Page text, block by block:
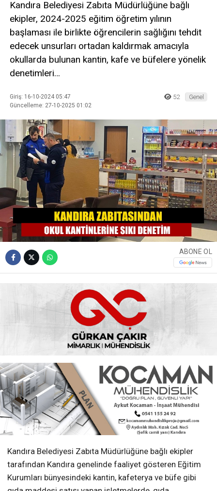
Kandıra Belediyesi Zabıta Müdürlüğüne bağlı
ekipler, 2024-2025 eğitim öğretim yılının
başlaması ile birlikte öğrencilerin sağlığını tehdit
edecek unsurları ortadan kaldırmak amacıyla
okullarda bulunan kantin, kafe ve büfelere yönelik
denetimleri…
Giriş: 16-10-2024 05:47
Güncelleme: 27-10-2025 01:02
52 Genel
ABONE OL
Kandıra Belediyesi Zabıta Müdürlüğüne bağlı ekipler
tarafından Kandıra genelinde faaliyet gösteren Eğitim
Kurumları bünyesindeki kantin, kafeterya ve büfe gibi